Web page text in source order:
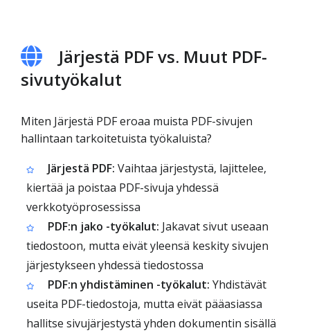
Järjestä PDF vs. Muut PDF-
sivutyökalut
Miten Järjestä PDF eroaa muista PDF-sivujen
hallintaan tarkoitetuista työkaluista?
Järjestä PDF: Vaihtaa järjestystä, lajittelee,
kiertää ja poistaa PDF-sivuja yhdessä
verkkotyöprosessissa
PDF:n jako -työkalut: Jakavat sivut useaan
tiedostoon, mutta eivät yleensä keskity sivujen
järjestykseen yhdessä tiedostossa
PDF:n yhdistäminen -työkalut: Yhdistävät
useita PDF-tiedostoja, mutta eivät pääasiassa
hallitse sivujärjestystä yhden dokumentin sisällä